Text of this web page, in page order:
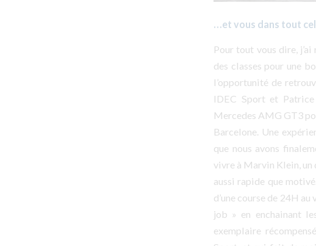
…et vous dans tout
Pour tout vous dire,
des classes pour une
l’opportunité de
IDEC Sport et
Mercedes AMG GT3
Barcelone. Une
que nous avons
vivre à Marvin Klein, un
aussi rapide que
d’une course de 24H
job » en enchainant
exemplaire